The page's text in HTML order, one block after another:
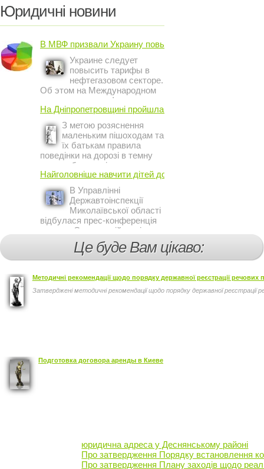
Юридичні новини
В МВФ призвали Украину повысить ...
Украине следует
повысить тарифы в
нефтегазовом секторе.
Об этом на Международном
инвестиционном форуме в
Киеве заявил постоянный
представитель МВФ на
Украине Жером Ваше.
На Дніпропетровщині пройшла акція ...
З метою розяснення
маленьким пішоходам та
їх батькам правила
поведінки на дорозі в темну
пору доби, працівники сектору
профілактичної роботи відділу
ДАІ з обслуговування міста
Кривий Ріг провели ...
Найголовніше навчити дітей дотримуватися ...
В Управлінні
Державтоінспекції
Миколаївської області
відбулася прес-конференція
на тему Стан аварійності за
участю, з вини дітей і
пішоходів.Це буде Вам цікаво:
Методичні рекомендації щодо порядку державної реєстрації
Затверджені методичні рекомендації щодо порядку державної
Подготовка договора аренды в Киеве
юридична адреса у Деснянському районі
Про затвердження Порядку встановлення
Про затвердження Плану заходів щодо